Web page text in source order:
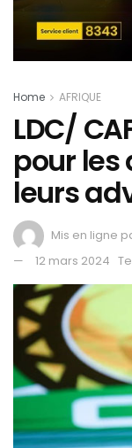
Home AFRIQUE
LDC/
pour les
leurs
Mis en ligne
12 mars 2024